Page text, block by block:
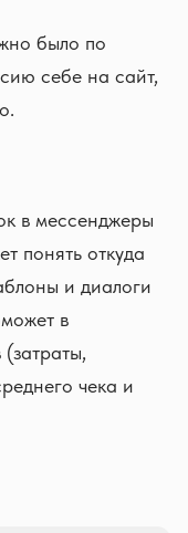
было по
себе на сайт,
в мессенджеры
понять откуда
и диалоги
в
чека и